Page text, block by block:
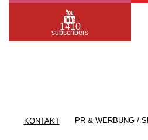
1410
subscribers
KONTAKT PR & WERBUNG /